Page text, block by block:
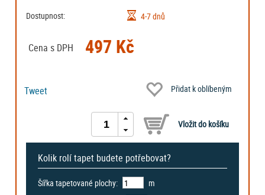
Dostupnost: 4-7 dnů
Cena s DPH 497 Kč
Tweet Přidat k oblíbeným
Kolik rolí tapet budete potřebovat?
Šířka tapetované plochy:
m